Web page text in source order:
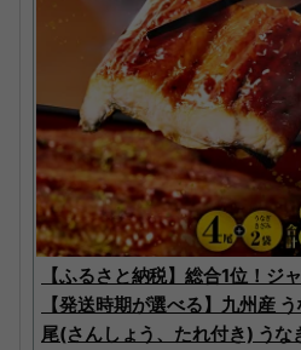
【ふるさと納税】総合1位！ジ
【発送時期が選べる】九州産
尾(さんしょう、たれ付き) うな